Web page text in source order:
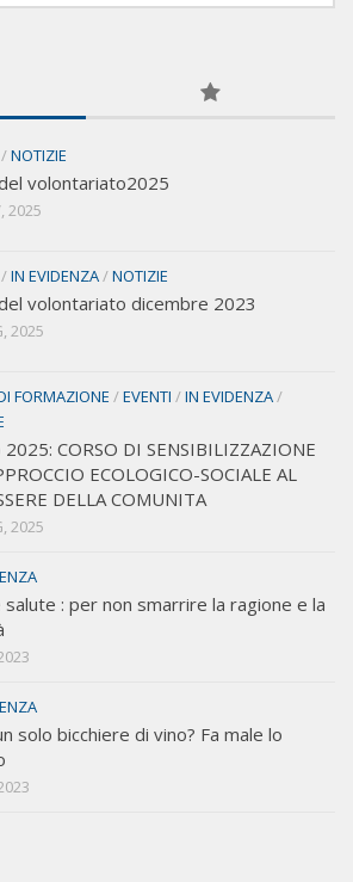
/NOTIZIE
volontariato2025
2025
/IN EVIDENZA/NOTIZIE
volontariato dicembre 2023
2025
FORMAZIONE /EVENTI /IN EVIDENZA/
CORSO DI SENSIBILIZZAZIONE
ECOLOGICO-SOCIALE AL
DELLA COMUNITA
2025
salute : per non smarrire la ragione e la
solo bicchiere di vino? Fa male lo